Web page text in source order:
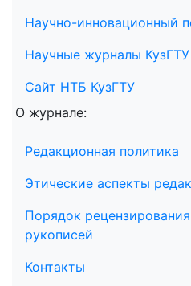
Научно-инновационный
Научные журналы КузГТУ
Сайт НТБ КузГТУ
О журнале:
Редакционная политика
Этические аспекты
Порядок
рукописей
Контакты